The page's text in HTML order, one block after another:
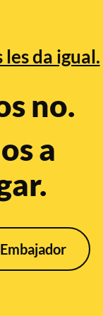
les da igual.
no.
a
Especial